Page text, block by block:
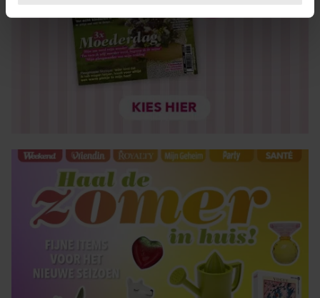
intrekken in de Cookieverklaring.
We gebruiken cookies om content en advertenties te
personaliseren, om functies voor social media te bieden
en om ons websiteverkeer te analyseren. Ook delen we
informatie over uw gebruik van onze site met onze
informatie die u aan ze heeft verstrekt of die ze hebben
verzameld op basis van uw gebruik van hun services. U
gaat akkoord met onze cookies als u onze website blijft
gebruiken.